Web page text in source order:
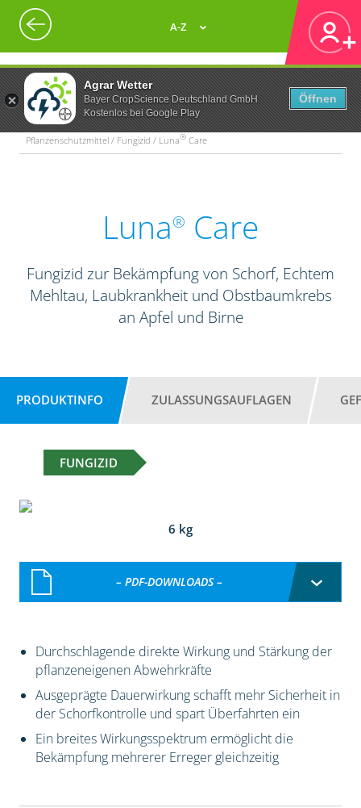
Agrar Wetter
Bayer CropScience Deutschland GmbH
Kostenlos bei Google Play
Öffnen
A-Z
Pflanzenschutzmittel / Fungizid / Luna® Care
Luna® Care
Fungizid zur Bekämpfung von Schorf, Echtem
Mehltau, Laubkrankheit und Obstbaumkrebs
an Apfel und Birne
PRODUKTINFO ZULASSUNGSAUFLAGEN
FUNGIZID
6 kg
– PDF-DOWNLOADS –
Durchschlagende direkte Wirkung und Stärkung der
pflanzeneigenen Abwehrkräfte
Ausgeprägte Dauerwirkung schafft mehr Sicherheit in
der Schorfkontrolle und spart Überfahrten ein
Ein breites Wirkungsspektrum ermöglicht die
Bekämpfung mehrerer Erreger gleichzeitig